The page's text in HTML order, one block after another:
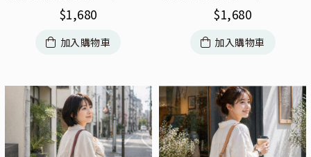
$1,680
加入購物車
$1,680
加入購物車